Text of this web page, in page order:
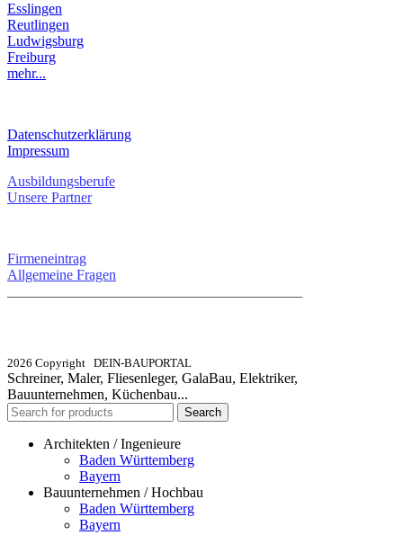
Esslingen
Reutlingen
Ludwigsburg
Freiburg
mehr...
Datenschutzerklärung
Impressum
Ausbildungsberufe
Unsere Partner
Firmeneintrag
Allgemeine Fragen
2026 Copyright DEIN-BAUPORTAL
Schreiner, Maler, Fliesenleger, GalaBau, Elektriker,
Bauunternehmen, Küchenbau...
Search
Architekten / Ingenieure
Baden Württemberg
Bayern
Bauunternehmen / Hochbau
Baden Württemberg
Bayern